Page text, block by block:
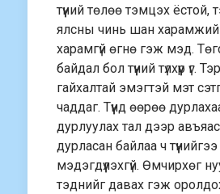
түүний төлөө тэмцэх ёстой,
ялсны чинь шан
харамгүй өгнө гэж мэд.
байдал бол түүний түлхүүр үг.
гайхалтай эмэгтэй мэт
чаддаг. Түүнд өөрөө
дурлуулах тал дээр
дурласан байлаа ч
мэдэгдүүлэхгүй. Өмчирхөг
тэднийг давах гэж оролдох